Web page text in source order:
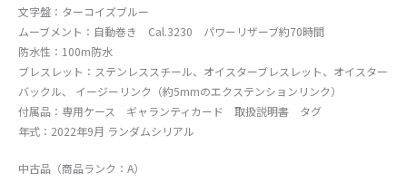
文字盤：ターコイズブルー
ムーブメント：自動巻き Cal.3230 パワーリザーブ約70時間
防水性：100m防水
ブレスレット：ステンレススチール、オイスターブレスレット、オイスター
バックル、 イージーリンク（約5mmのエクステンションリンク）
付属品：専用ケース ギャランティカード 取扱説明書 タグ
年式：2022年9月 ランダムシリアル
中古品（商品ランク：A）